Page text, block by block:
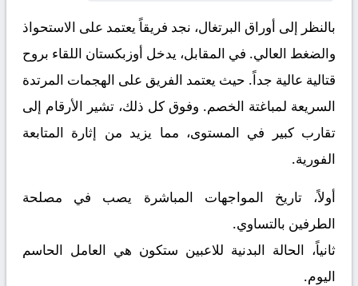
بالنظر إلى أوراق البرتغال، نجد فريقاً يعتمد على الاستحواذ
والضغط العالي. في المقابل، يدخل أوزبكستان اللقاء بروح
قتالية عالية جداً. حيث يعتمد الفريق على الهجمات المرتدة
السريعة لمباغتة الخصم. وفوق كل ذلك، تشير الأرقام إلى
تقارب كبير في المستوى، مما يزيد من إثارة المتابعة
الفورية.
أولاً، تاريخ المواجهات المباشرة يصب في مصلحة
الطرفين بالتساوي.
ثانياً، الحالة البدنية للاعبين ستكون هي العامل الحاسم
اليوم.